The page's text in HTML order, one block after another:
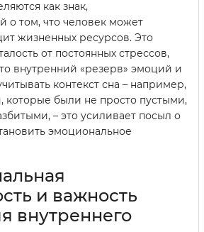
как знак,
том, что человек может
жизненных ресурсов. Это
от постоянных стрессов,
внутренний «резерв» эмоций и
контекст сна – например,
которые были не просто пустыми,
– это усиливает посыл о
эмоциональное
и важность
внутреннего